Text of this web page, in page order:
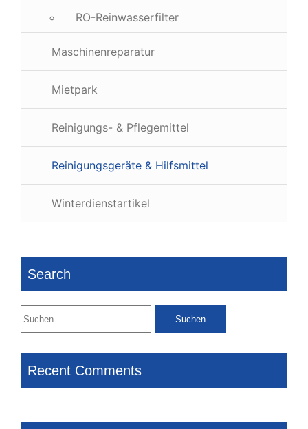
RO-Reinwasserfilter
Maschinenreparatur
Mietpark
Reinigungs- & Pflegemittel
Reinigungsgeräte & Hilfsmittel
Winterdienstartikel
Search
Suchen
nach:
Recent Comments